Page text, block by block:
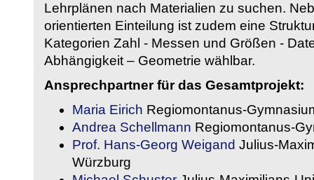
Lehrplänen nach Materialien zu suchen.
orientierten Einteilung ist zudem eine
Kategorien Zahl - Messen und Größen -
Abhängigkeit – Geometrie wählbar.
Ansprechpartner für das Gesamtprojekt:
Maria Eirich Regiomontanus-
Andrea Schellmann Regiomontanus-
Prof. Hans-Georg Weigand Julius-
Würzburg